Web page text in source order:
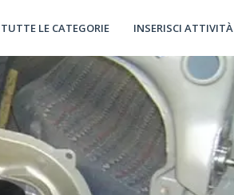
TUTTE LE CATEGORIE INSERISCI ATTIVITÀ